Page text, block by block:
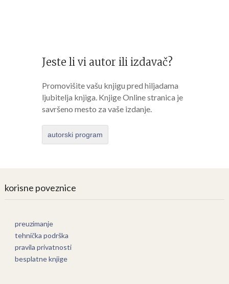
Jeste li vi autor ili izdavač?
Promovišite vašu knjigu pred hiljadama
ljubitelja knjiga. Knjige Online stranica je
savršeno mesto za vaše izdanje.
autorski program
korisne poveznice
preuzimanje
tehnička podrška
pravila privatnosti
besplatne knjige